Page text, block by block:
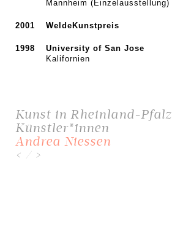
Mannheim (Einzelausstellung)
2001 WeldeKunstpreis
1998
University of San Jose
Kalifornien
Kunst in Rheinland-Pfalz
Künstler*innen
Andrea Niessen
<
>